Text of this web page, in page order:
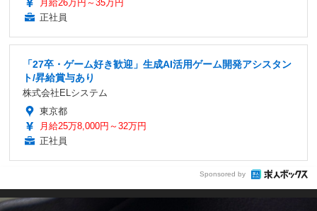
月給26万円～35万円
正社員
「27卒・ゲーム好き歓迎」生成AI活用ゲーム開発アシスタン
ト/昇給賞与あり
株式会社ELシステム
東京都
月給25万8,000円～32万円
正社員
Sponsored by